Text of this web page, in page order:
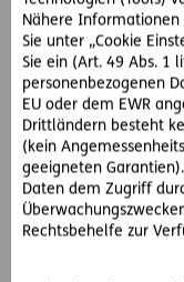
Nähere Informationen
Sie unter „Cookie
Sie ein (Art. 49 Abs. 1
personenbezogenen
EU oder dem EWR
Drittländern besteht
(kein
geeigneten
Daten dem Zugriff
Rechtsbehelfe zur
So hat der OGH
Grundsätzlich endet
dem
nach 30 Jahren. Die
Verjährungsfrist ist
es eine sachliche
dass der Erwerber
Geldbetrag sofort an
erst dann an ein